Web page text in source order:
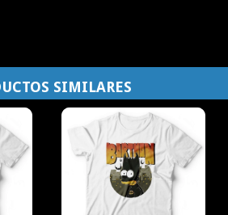
SIMILARES